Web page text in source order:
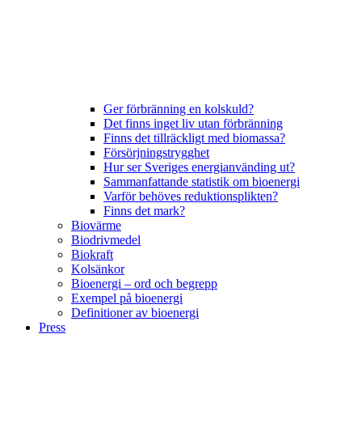
Ger förbränning en kolskuld?
Det finns inget liv utan förbränning
Finns det tillräckligt med biomassa?
Försörjningstrygghet
Hur ser Sveriges energianvänding ut?
Sammanfattande statistik om bioenergi
Varför behöves reduktionsplikten?
Finns det mark?
Biovärme
Biodrivmedel
Biokraft
Kolsänkor
Bioenergi – ord och begrepp
Exempel på bioenergi
Definitioner av bioenergi
Press